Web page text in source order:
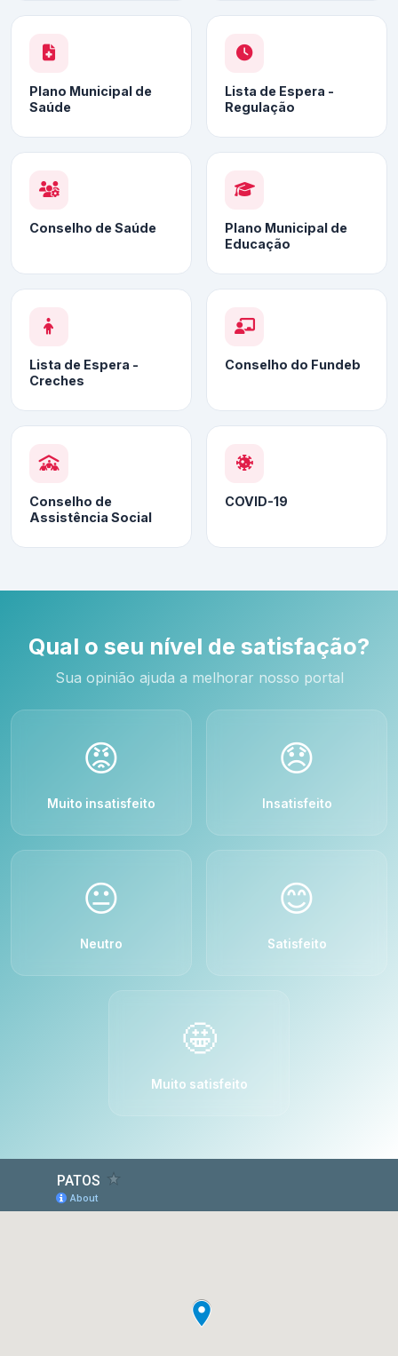
Plano Municipal de
Saúde
Lista de Espera -
Regulação
Conselho de Saúde
Plano Municipal de
Educação
Lista de Espera -
Creches
Conselho do Fundeb
Conselho de
Assistência Social
COVID-19
Qual o seu nível de satisfação?
Sua opinião ajuda a melhorar nosso portal
😡
Muito insatisfeito
😞
Insatisfeito
😐
Neutro
😊
Satisfeito
🤩
Muito satisfeito